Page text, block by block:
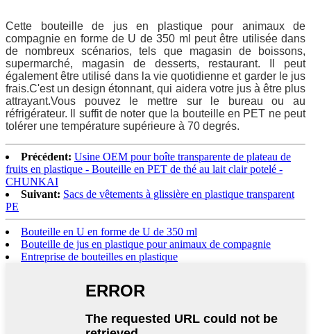
Cette bouteille de jus en plastique pour animaux de
compagnie en forme de U de 350 ml peut être utilisée dans
de nombreux scénarios, tels que magasin de boissons,
supermarché, magasin de desserts, restaurant. Il peut
également être utilisé dans la vie quotidienne et garder le jus
frais.C'est un design étonnant, qui aidera votre jus à être plus
attrayant.Vous pouvez le mettre sur le bureau ou au
réfrigérateur. Il suffit de noter que la bouteille en PET ne peut
tolérer une température supérieure à 70 degrés.
Précédent: Usine OEM pour boîte transparente de plateau de
fruits en plastique - Bouteille en PET de thé au lait clair potelé -
CHUNKAI
Suivant: Sacs de vêtements à glissière en plastique transparent
PE
Bouteille en U en forme de U de 350 ml
Bouteille de jus en plastique pour animaux de compagnie
Entreprise de bouteilles en plastique